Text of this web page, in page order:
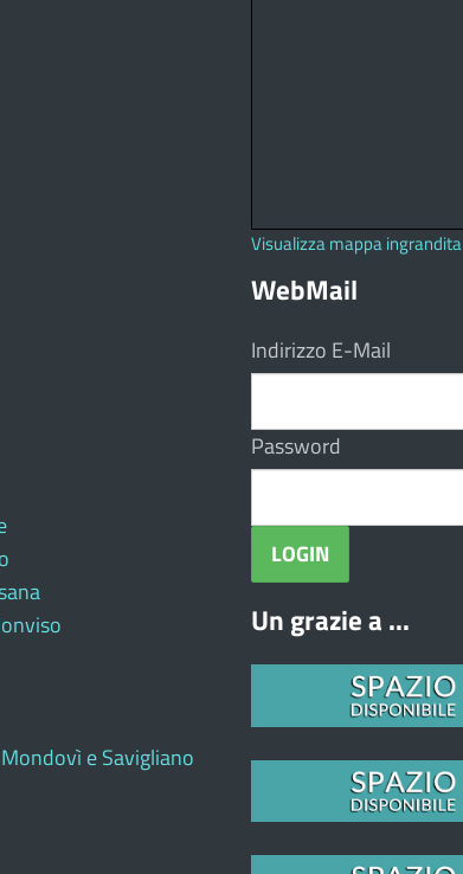
e Savigliano
Visualizza mappa ingrandita
WebMail
Indirizzo E-Mail
Password
Un grazie a ...